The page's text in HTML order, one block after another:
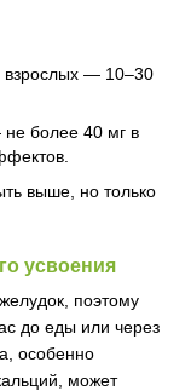
взрослых — 10–30
более 40 мг в
выше, но только
усвоения
поэтому
до еды или через
особенно
может